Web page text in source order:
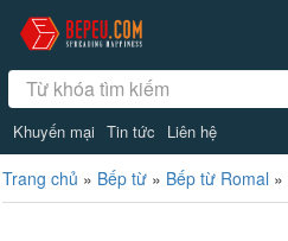
Khuyến mại Tin tức Liên hệ
Trang chủ » Bếp từ » Bếp từ Romal »